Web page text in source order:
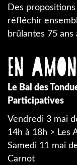
Des
réfléchir
brûlantes 75 ans
En
Le Bal des
Participatives
Vendredi 3 mai
14h à 18h > Les
Samedi 11 mai
Carnot